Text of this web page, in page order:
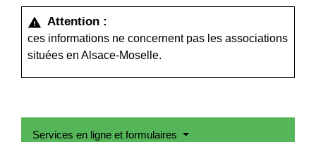
warning Attention :
ces informations ne concernent pas les associations
situées en Alsace-Moselle.
Services en ligne et formulaires